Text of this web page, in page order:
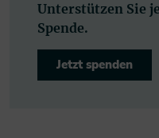
Unterstützen Sie
Spende.
Jetzt spenden